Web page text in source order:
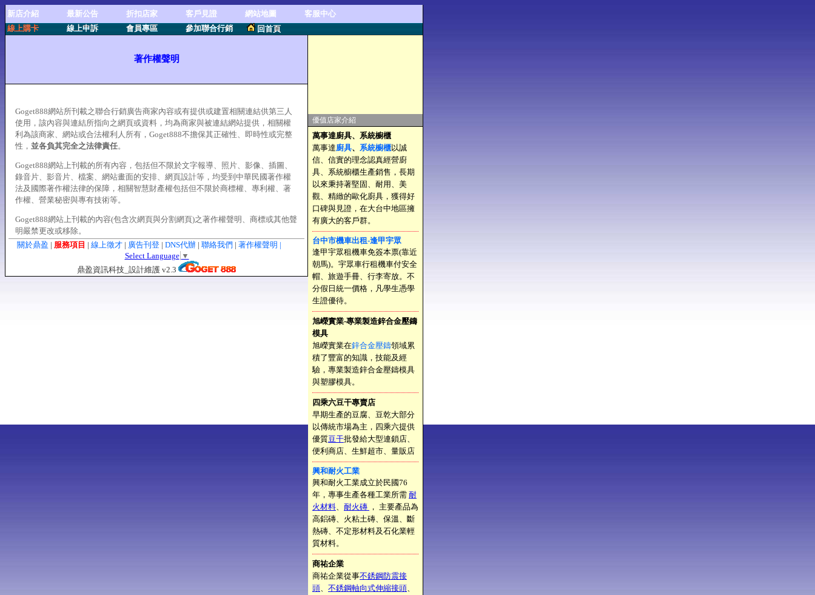
新店介紹 最新公告 折扣店家 客戶見證 網站地圖
客服中心
線上購卡
線上申訴 會員專區 參加聯合行銷 回首頁
著作權聲明
Goget888網站所刊載之聯合行銷廣告商家內容或有提供或建置相關連結供第三人
使用，該內容與連結所指向之網頁或資料，均為商家與被連結網站提供，相關權
利為該商家、網站或合法權利人所有，Goget888不擔保其正確性、即時性或完整
性， 並各負其完全之法律責任。
Goget888網站上刊載的所有內容，包括但不限於文字報導、照片、影像、插圖、
錄音片、影音片、檔案、網站畫面的安排、網頁設計等，均受到中華民國著作權
法及國際著作權法律的保障，相關智慧財產權包括但不限於商標權、專利權、著
作權、營業秘密與專有技術等。
Goget888網站上刊載的內容(包含次網頁與分割網頁)之著作權聲明、商標或其他聲
明嚴禁更改或移除。
關於鼎盈 | 服務項目 | 線上徵才 | 廣告刊登 | DNS代辦 | 聯絡我們 | 著作權聲明 |
Select Language ▼
鼎盈資訊科技_設計維護 v2.3
優值店家介紹
萬事達廚具、系統櫥櫃
萬事達廚具、 系統櫥櫃以誠
信、信實的理念認真經營廚
具、系統櫥櫃生產銷售，長期
以來秉持著堅固、耐用、美
觀、精緻的歐化廚具，獲得好
口碑與見證，在大台中地區擁
有廣大的客戶群。
台中市機車出租-逢甲宇眾
逢甲宇眾租機車免簽本票(靠近
朝馬)。宇眾車行租機車付安全
帽、旅遊手冊、行李寄放。不
分假日統一價格，凡學生憑學
生證優待。
旭嶸實業-專業製造鋅合金壓鑄
模具
旭嶸實業在鋅合金壓鑄領域累
積了豐富的知識，技能及經
驗，專業製造鋅合金壓鑄模具
與塑膠模具。
四乘六豆干專賣店
早期生產的豆腐、豆乾大部分
以傳統市場為主，四乘六提供
優質豆干批發給大型連鎖店、
便利商店、生鮮超市、量販店
興和耐火工業
興和耐火工業成立於民國76
年，專事生產各種工業所需 耐
火材料、 耐火磚 ， 主要產品為
高鋁磚、火粘土磚、保溫、斷
熱磚、不定形材料及石化業輕
質材料。
商祐企業
商祐企業從事不銹鋼防震接
頭、 不銹鋼軸向式伸縮接頭、